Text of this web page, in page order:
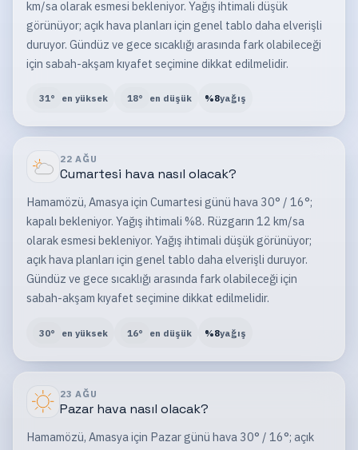
km/sa olarak esmesi bekleniyor. Yağış ihtimali düşük
görünüyor; açık hava planları için genel tablo daha elverişli
duruyor. Gündüz ve gece sıcaklığı arasında fark olabileceği
için sabah-akşam kıyafet seçimine dikkat edilmelidir.
31° en yüksek 18° en düşük %8yağış
22 AĞU
Cumartesi hava nasıl olacak?
Hamamözü, Amasya için Cumartesi günü hava 30° / 16°;
kapalı bekleniyor. Yağış ihtimali %8. Rüzgarın 12 km/sa
olarak esmesi bekleniyor. Yağış ihtimali düşük görünüyor;
açık hava planları için genel tablo daha elverişli duruyor.
Gündüz ve gece sıcaklığı arasında fark olabileceği için
sabah-akşam kıyafet seçimine dikkat edilmelidir.
30° en yüksek 16° en düşük %8yağış
23 AĞU
Pazarhava nasıl olacak?
Hamamözü, Amasya için Pazar günü hava 30° / 16°; açık